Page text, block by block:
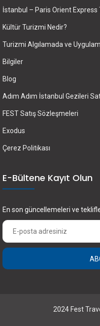
için
İstanbul – Paris Orient Express
Kültür Turizmi Nedir?
Turizmi Algılamada ve
Bilgiler
Blog
Adım Adım İstanbul Gezileri
FEST Satış Sözleşmeleri
Exodus
Çerez Politikası
E-Bültene Kayıt Olun
En son güncellemeleri ve
2024 Fest